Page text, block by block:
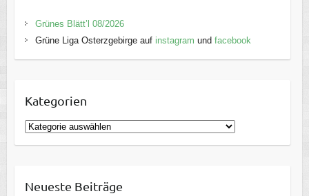
Grünes Blätt’l 08/2026
Grüne Liga Osterzgebirge auf instagram und facebook
Kategorien
K
a
gNeueste Beiträge